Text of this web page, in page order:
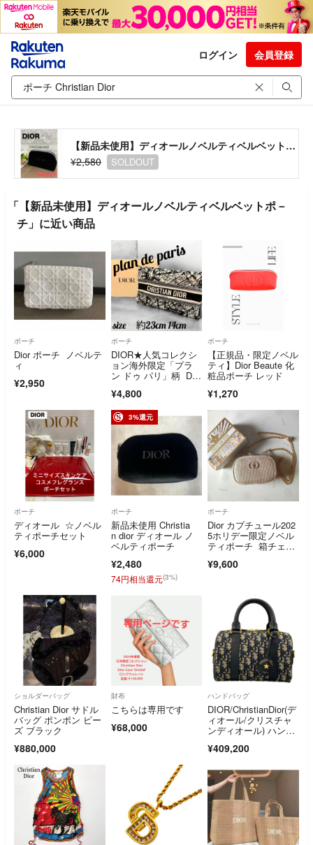
ログイン 会員登録
【新品未使用】ディオールノベルティベルベットポ－チ
¥2,580
SOLDOUT
「【新品未使用】ディオールノベルティベルベットポ－
チ」に近い商品
ポーチ
Dior ポーチ ノベルテ
ィ
¥2,950
ポーチ
DIOR★人気コレクシ
ョン海外限定「プラ
ン ドゥ パリ」柄 Dior
ティ【非売品】 クラ
ッチバック
¥4,800
ポーチ
【正規品・限定ノベル
ティ】Dior Beaute 化
粧品ポーチ レッド
¥1,270
ポーチ
ディオール ☆ノベル
ティポーチセット
¥6,000
3%還元
ポーチ
新品未使用 Christia
n dior ディオール ノ
ベルティポーチ
¥2,480
74円相当還元(3%)
ポーチ
Dior カプチュール202
5ホリデー限定ノベル
ティポーチ 箱チェー
¥9,600
ショルダーバッグ
Christian Dior サドル
バッグ ポンポン ビー
ズ ブラック
¥880,000
財布
こちらは専用です
¥68,000
ハンドバッグ
DIOR/ChristianDior(デ
ィオール/クリスチャ
ンディオール) ハンド
ヴ 20 バッグ スモー
8 アイボリー×ダーク
ネイビー オブリーク/
ミニボストン レザー
¥409,200